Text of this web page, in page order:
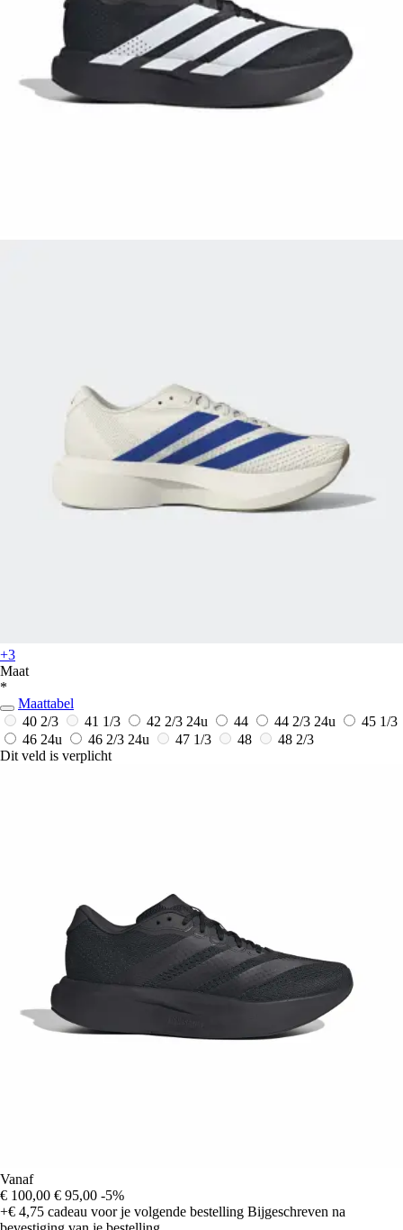
+3
Maat
*
Maattabel
40 2/3
41 1/3 42 2/3 24u 44 44 2/3 24u
45 1/3
46 24u 46 2/3 24u 47 1/3 48
48 2/3
Dit veld is verplicht
Vanaf
€ 100,00 € 95,00 -5%
+€ 4,75 cadeau voor je volgende bestelling Bijgeschreven na